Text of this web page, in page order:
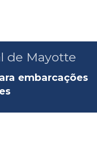
de Mayotte
embarcações